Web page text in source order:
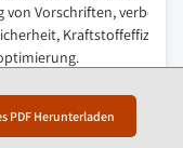
PDF Herunterladen
von Vorschriften,
Kraftstoffeffizienz
von
Drucksensoren in